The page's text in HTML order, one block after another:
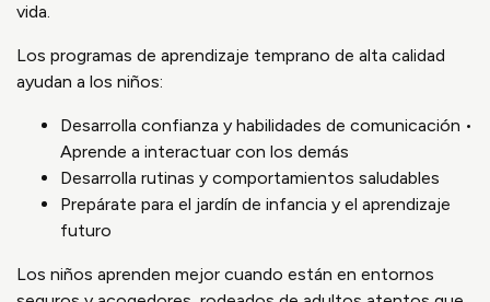
vida.
Los programas de aprendizaje temprano de alta calidad
ayudan a los niños:
Desarrolla confianza y habilidades de comunicación •
Aprende a interactuar con los demás
Desarrolla rutinas y comportamientos saludables
Prepárate para el jardín de infancia y el aprendizaje
futuro
Los niños aprenden mejor cuando están en entornos